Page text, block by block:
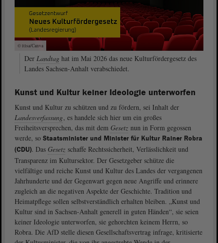
© ltlsa/Canva
Der Landtag hat im Mai 2026 das neue Kulturfördergesetz des
Landes Sachsen-Anhalt verabschiedet.
Kunst und Kultur keiner Ideologie unterworfen
Kunst und Kultur zu schützen und zu fördern, sei Inhalt der
Landesverfassung, es handele sich hier um ein großes
Freiheitsversprechen, das mit dem Gesetz nun in Form gegossen
werde, so Staatsminister und Minister für Kultur Rainer Robra
(CDU). Das Gesetz schaffe Rechtssicherheit, Verlässlichkeit und
Transparenz im Kultursektor. Der Gesetzgeber schütze die
vielfältige und reiche Kunst und Kultur des Landes der vergangenen
Jahrhunderte und der Gegenwart gegen neue Angriffe und erinnere
zugleich an die negativen Aspekte der Geschichte. Tradition und
Heimatpflege sollen selbstverständlich erhalten bleiben. „Kunst und
Kultur sind in Sachsen-Anhalt generell in guten Händen“, sie seien
keiner Ideologie unterworfen, sie gehorchten keinem Herrn, so
Robra. Die AfD stelle diesen Gesellschaftsvertrag infrage, kritisierte